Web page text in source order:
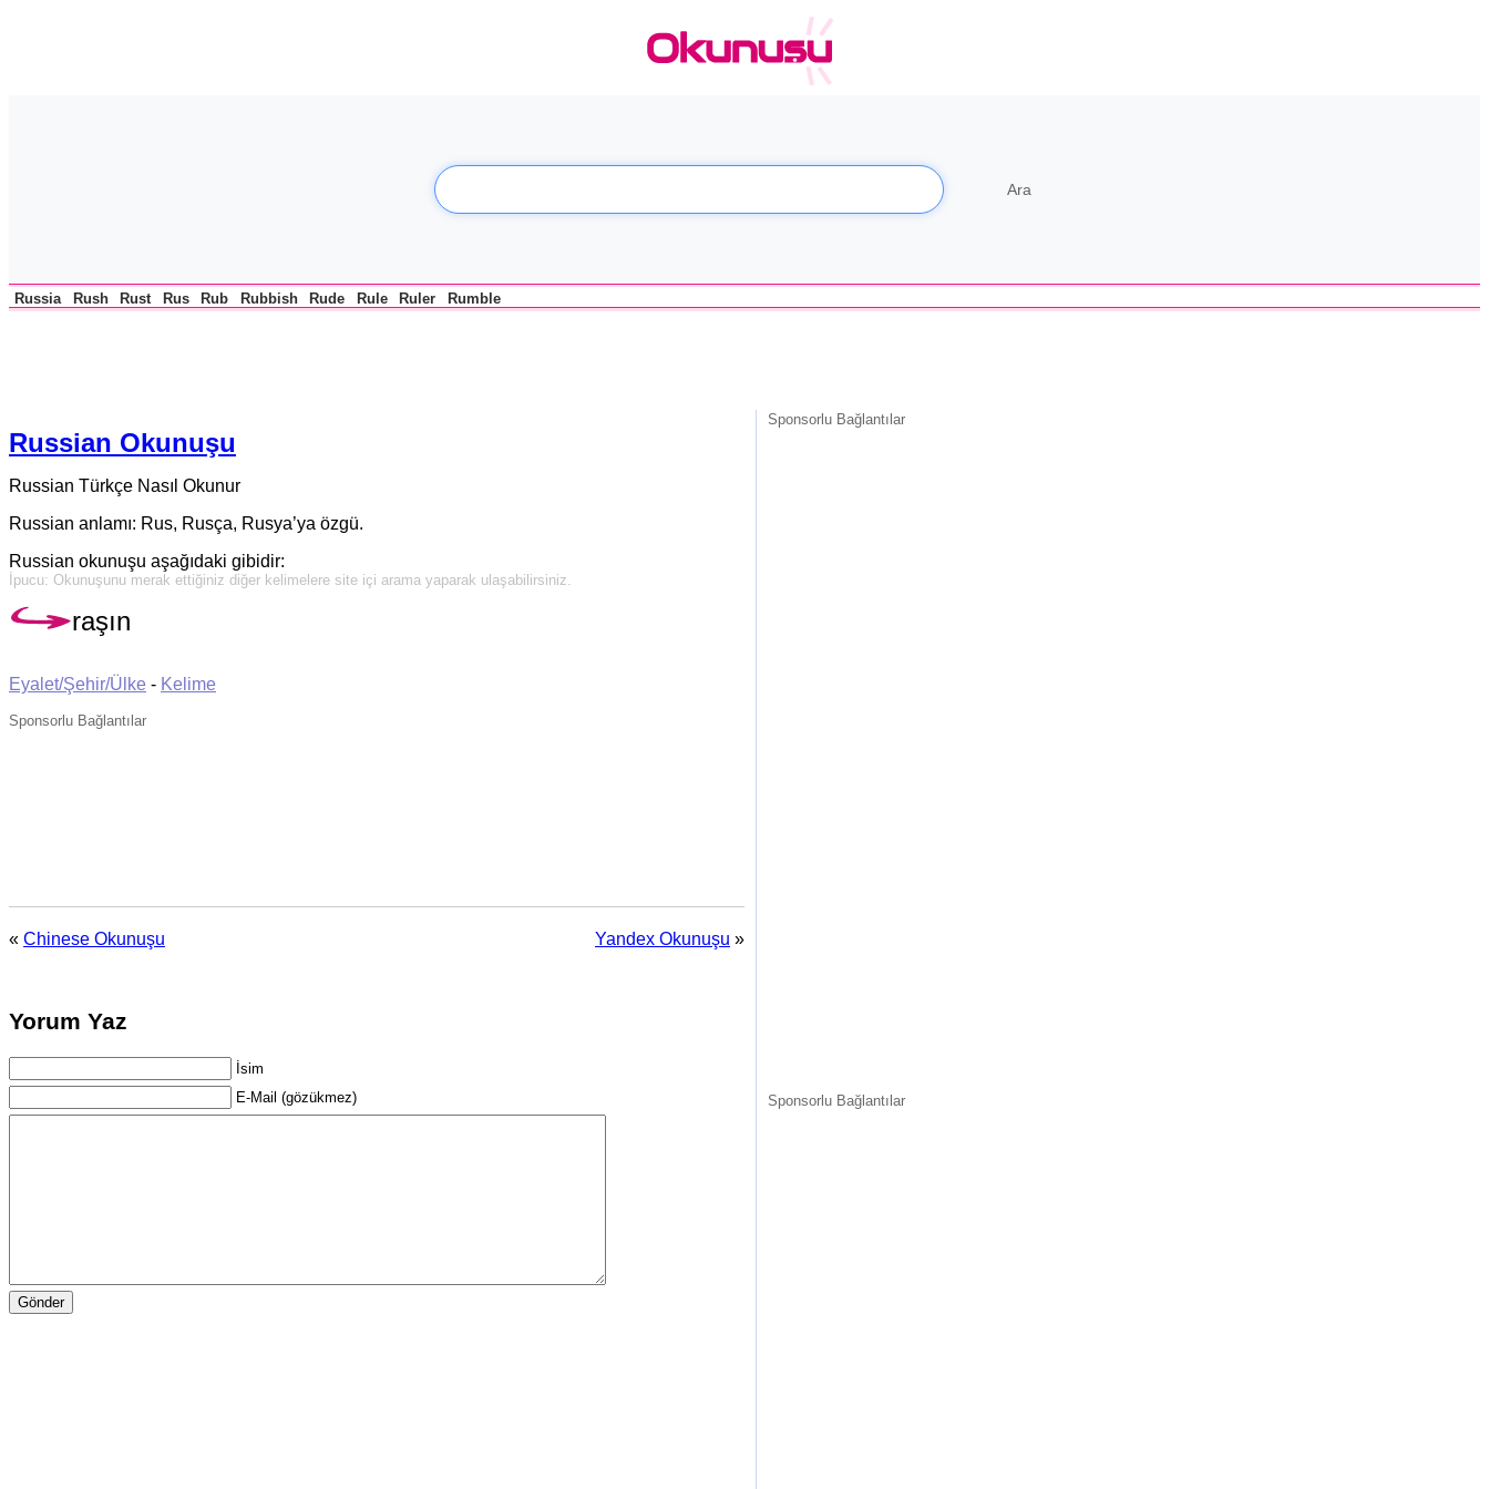
Russia Rush Rust Rus Rub Rubbish Rude Rule Ruler Rumble
Sponsorlu Bağlantılar
Sponsorlu Bağlantılar
Russian Okunuşu
Russian Türkçe Nasıl Okunur
Russian anlamı: Rus, Rusça, Rusya’ya özgü.
Russian okunuşu aşağıdaki gibidir:
İpucu: Okunuşunu merak ettiğiniz diğer kelimelere site içi arama yaparak ulaşabilirsiniz.
raşın
Eyalet/Şehir/Ülke - Kelime
Sponsorlu Bağlantılar
« Chinese Okunuşu Yandex Okunuşu »
Yorum Yaz
İsim
E-Mail (gözükmez)